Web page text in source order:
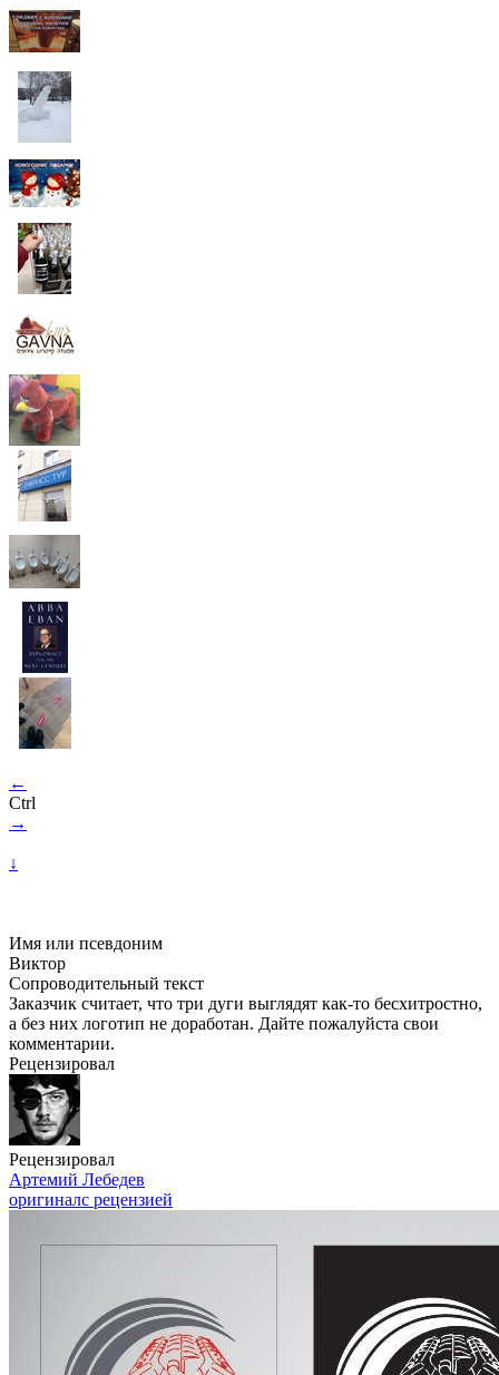
←
Ctrl
→
↓
Имя или псевдоним
Виктор
Сопроводительный текст
Заказчик считает, что три дуги выглядят как-то бесхитростно,
а без них логотип не доработан. Дайте пожалуйста свои
комментарии.
Рецензировал
Рецензировал
Артемий Лебедев
оригиналс рецензией